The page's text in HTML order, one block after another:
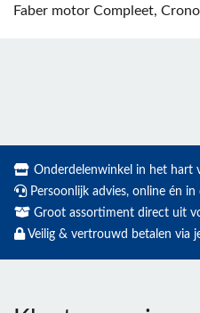
Faber motor Compleet,
Onderdelenwinkel in het hart
Persoonlijk advies, online én in
Groot assortiment direct uit
Veilig & vertrouwd betalen via